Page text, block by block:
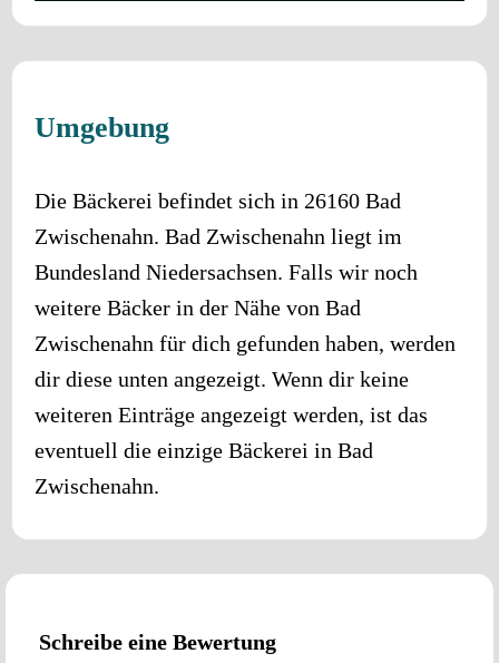
Umgebung
Die Bäckerei befindet sich in 26160 Bad
Zwischenahn. Bad Zwischenahn liegt im
Bundesland Niedersachsen. Falls wir noch
weitere Bäcker in der Nähe von Bad
Zwischenahn für dich gefunden haben, werden
dir diese unten angezeigt. Wenn dir keine
weiteren Einträge angezeigt werden, ist das
eventuell die einzige Bäckerei in Bad
Zwischenahn.
Schreibe eine Bewertung